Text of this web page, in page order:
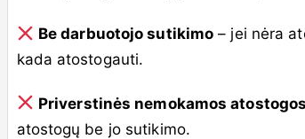
Be darbuotojo sutikimo – jei nėra
kada atostogauti.
Priverstinės nemokamos atostogos
atostogų be jo sutikimo.